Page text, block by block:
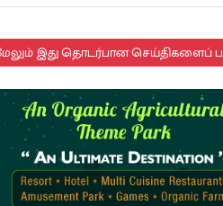
இது தொடர்பான செய்திகளைப்